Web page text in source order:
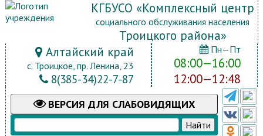
КГБУСО «Комплексный центр
социального обслуживания населения
Троицкого района»
Алтайский край
с. Троицкое, пр. Ленина, 23
8(385-34)22-7-87
Пн—Пт
08:00—16:00
12:00—12:48
ВЕРСИЯ ДЛЯ СЛАБОВИДЯЩИХ